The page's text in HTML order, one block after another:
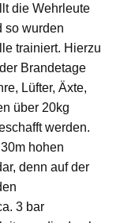
die Wehrleute
so wurden
trainiert. Hierzu
Brandetage
Lüfter, Äxte,
über 20kg
werden.
hohen
denn auf der
3 bar